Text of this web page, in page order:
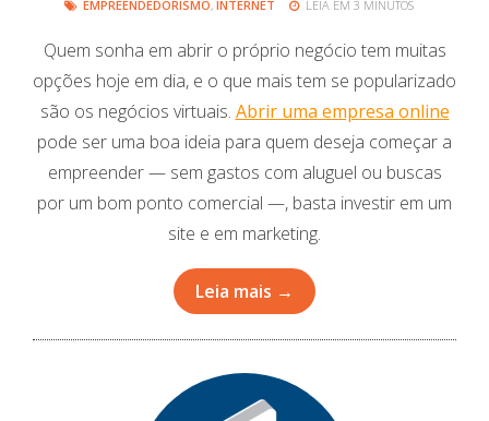
EMPREENDEDORISMO, INTERNET LEIA EM 3 MINUTOS
Quem sonha em abrir o próprio negócio tem muitas
opções hoje em dia, e o que mais tem se popularizado
são os negócios virtuais. Abrir uma empresa online
pode ser uma boa ideia para quem deseja começar a
empreender — sem gastos com aluguel ou buscas
por um bom ponto comercial —, basta investir em um
site e em marketing.
Leia mais →